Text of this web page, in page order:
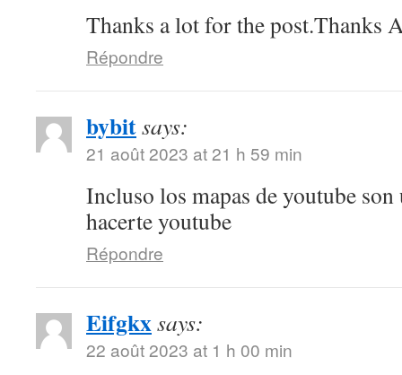
Thanks a lot for the post.Thanks
Répondre
bybitsays:
21 août 2023 at 21 h 59 min
Incluso los mapas de youtube son
hacerte youtube
Répondre
Eifgkxsays:
22 août 2023 at 1 h 00 min